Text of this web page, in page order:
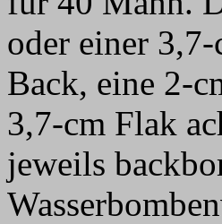
oder einer
Back, eine 2-
3,7-cm Flak
jeweils